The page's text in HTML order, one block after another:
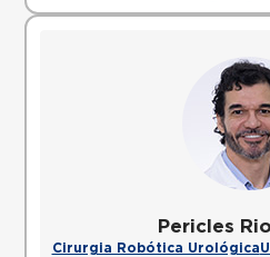
Pericles
Cirurgia Robótica Urológica